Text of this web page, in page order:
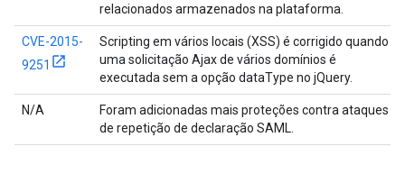
relacionados armazenados na plataforma.
CVE-2015-
9251
Scripting em vários locais (XSS) é corrigido quando
uma solicitação Ajax de vários domínios é
executada sem a opção dataType no jQuery.
N/A
Foram adicionadas mais proteções contra ataques
de repetição de declaração SAML.